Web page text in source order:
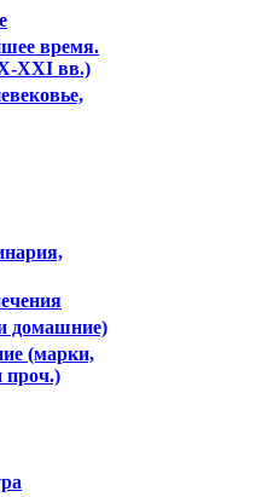
время.
XXI вв.)
домашние)
(марки,
проч.)